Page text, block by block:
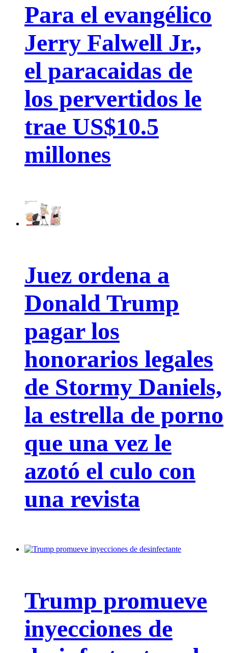
Para el evangélico
Jerry Falwell Jr.,
el paracaidas de
los pervertidos le
trae US$10.5
millones
Juez ordena a
Donald Trump
pagar los
honorarios legales
de Stormy Daniels,
la estrella de porno
que una vez le
azotó el culo con
una revista
Trump promueve
inyecciones de